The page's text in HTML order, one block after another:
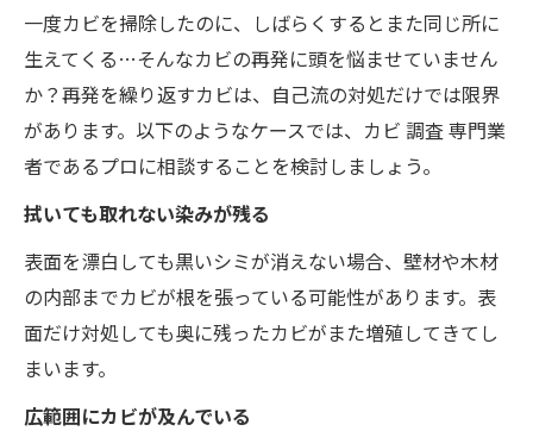
一度カビを掃除したのに、しばらくするとまた同じ所に
生えてくる…そんなカビの再発に頭を悩ませていません
か？再発を繰り返すカビは、自己流の対処だけでは限界
があります。以下のようなケースでは、カビ 調査 専門業
者であるプロに相談することを検討しましょう。
拭いても取れない染みが残る
表面を漂白しても黒いシミが消えない場合、壁材や木材
の内部までカビが根を張っている可能性があります。表
面だけ対処しても奥に残ったカビがまた増殖してきてし
まいます。
広範囲にカビが及んでいる